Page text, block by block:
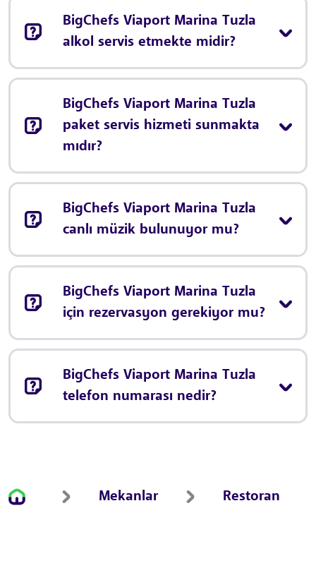
BigChefs Viaport Marina Tuzla
alkol servis etmekte midir?
BigChefs Viaport Marina Tuzla
paket servis hizmeti sunmakta
mıdır?
BigChefs Viaport Marina Tuzla
canlı müzik bulunuyor mu?
BigChefs Viaport Marina Tuzla
için rezervasyon gerekiyor mu?
BigChefs Viaport Marina Tuzla
telefon numarası nedir?
Mekanlar Restoran